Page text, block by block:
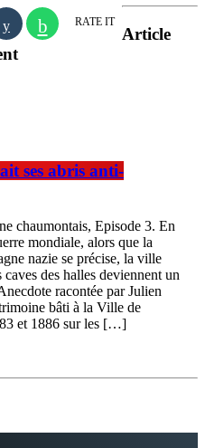
RATE IT
Article
ses abris anti-
chaumontais, Episode 3. En
mondiale, alors que la
nazie se précise, la ville
des halles deviennent un
racontée par Julien
bâti à la Ville de
et 1886 sur les […]